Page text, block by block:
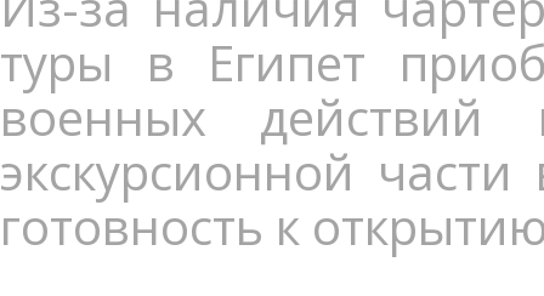
туры в Египет
военных действий
экскурсионной
готовность к